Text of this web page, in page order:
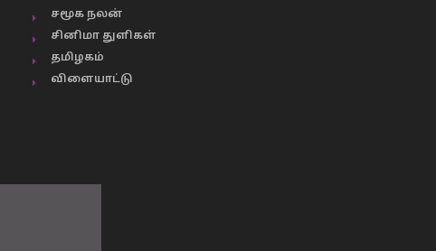
சமூக நலன்
சினிமா துளிகள்
தமிழகம்
விளையாட்டு